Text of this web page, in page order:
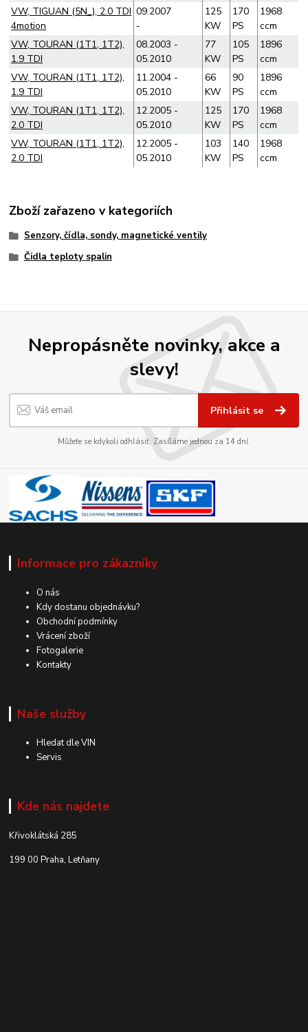
VW, TIGUAN (5N_), 2.0 TDI
4motion
09.2007
-
125
KW
170
PS
1968
ccm
VW, TOURAN (1T1, 1T2),
1.9 TDI
08.2003 -
05.2010
77
KW
105
PS
1896
ccm
VW, TOURAN (1T1, 1T2),
1.9 TDI
11.2004 -
05.2010
66
KW
90
PS
1896
ccm
VW, TOURAN (1T1, 1T2),
2.0 TDI
12.2005 -
05.2010
125
KW
170
PS
1968
ccm
VW, TOURAN (1T1, 1T2),
2.0 TDI
12.2005 -
05.2010
103
KW
140
PS
1968
ccm
Zboží zařazeno v kategoriích
Senzory, čídla, sondy, magnetické ventily
Čidla teploty spalin
Nepropásněte novinky, akce a
slevy!
Přihlásit se
Můžete se kdykoli odhlásit. Zasíláme jednou za 14 dní.
Informace pro zákazníky
O nás
Kdy dostanu objednávku?
Obchodní podmínky
Vrácení zboží
Fotogalerie
Kontakty
Naše služby
Hledat dle VIN
Servis
Kde nás najdete
Křivoklátská 285
199 00 Praha, Letňany